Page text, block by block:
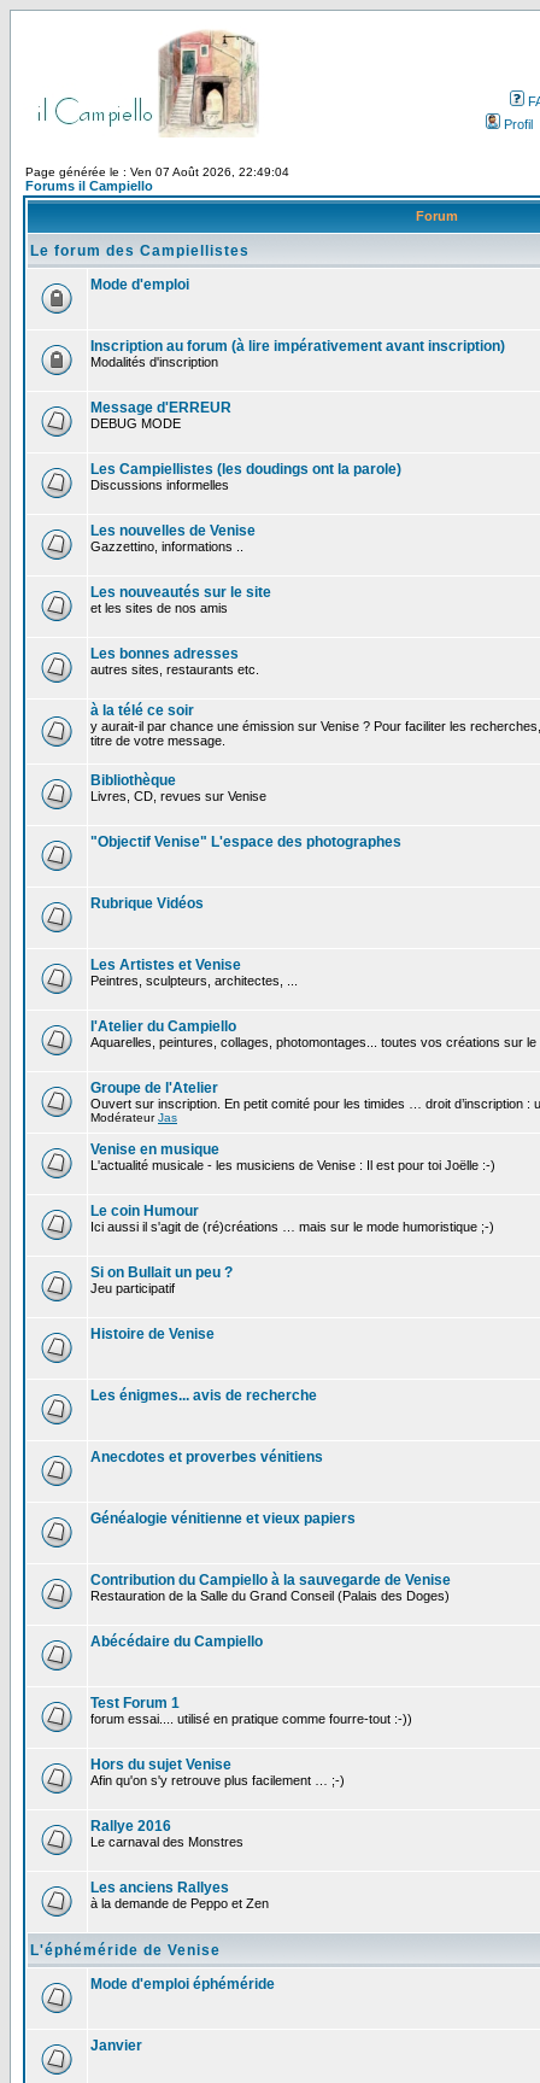
Profil
Page générée le : Ven 07 Août 2026, 22:49:04
Forums il Campiello
Forum
Le forum des Campiellistes
Mode d'emploi
Inscription au forum (à lire impérativement avant inscription)
Modalités d'inscription
Message d'ERREUR
DEBUG MODE
Les Campiellistes (les doudings ont la parole)
Discussions informelles
Les nouvelles de Venise
Gazzettino, informations ..
Les nouveautés sur le site
et les sites de nos amis
Les bonnes adresses
autres sites, restaurants etc.
à la télé ce soir
y aurait-il par chance une émission sur Venise ? Pour faciliter les
titre de votre message.
Bibliothèque
Livres, CD, revues sur Venise
"Objectif Venise" L'espace des photographes
Rubrique Vidéos
Les Artistes et Venise
Peintres, sculpteurs, architectes, ...
l'Atelier du Campiello
Aquarelles, peintures, collages, photomontages... toutes vos créations sur le
Groupe de l'Atelier
Ouvert sur inscription. En petit comité pour les timides … droit d’inscription :
ModérateurJas
Venise en musique
L'actualité musicale - les musiciens de Venise : Il est pour toi Joëlle :-)
Le coin Humour
Ici aussi il s'agit de (ré)créations … mais sur le mode humoristique ;-)
Si on Bullait un peu ?
Jeu participatif
Histoire de Venise
Les énigmes... avis de recherche
Anecdotes et proverbes vénitiens
Généalogie vénitienne et vieux papiers
Contribution du Campiello à la sauvegarde de Venise
Restauration de la Salle du Grand Conseil (Palais des Doges)
Abécédaire du Campiello
Test Forum 1
forum essai.... utilisé en pratique comme fourre-tout :-))
Hors du sujet Venise
Afin qu'on s'y retrouve plus facilement … ;-)
Rallye 2016
Le carnaval des Monstres
Les anciens Rallyes
à la demande de Peppo et Zen
L'éphéméride de Venise
Mode d'emploi éphéméride
Janvier